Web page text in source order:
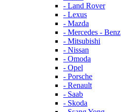
- Land Rover
- Lexus
- Mazda
- Mercedes - Benz
- Mitsubishi
- Nissan
- Omoda
- Opel
- Porsche
- Renault
- Saab
- Skoda